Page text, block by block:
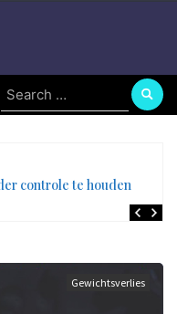
Search
for:
controle te houden
Gewichtsverlies